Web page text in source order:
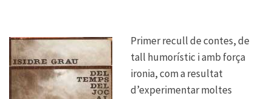
Primer recull de contes, de
tall humorístic i amb força
ironia, com a resultat
d’experimentar moltes